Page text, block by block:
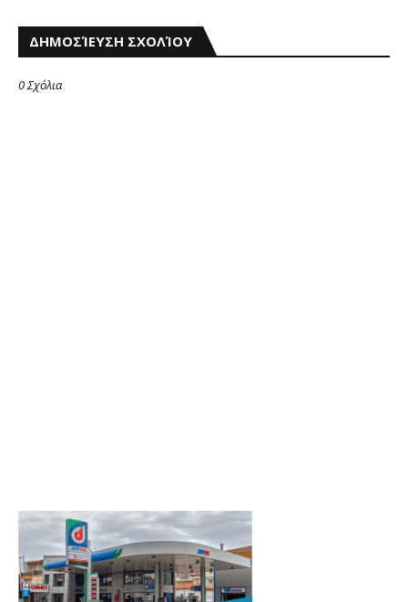
ΔΗΜΟΣΊΕΥΣΗ ΣΧΟΛΊΟΥ
0 Σχόλια